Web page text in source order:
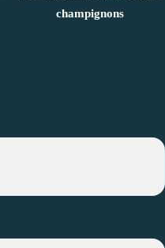
champignons